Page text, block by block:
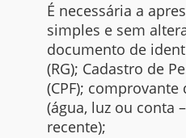
É necessária a
simples e sem
documento de
(RG); Cadastro de
(CPF);
(água, luz ou conta
recente);